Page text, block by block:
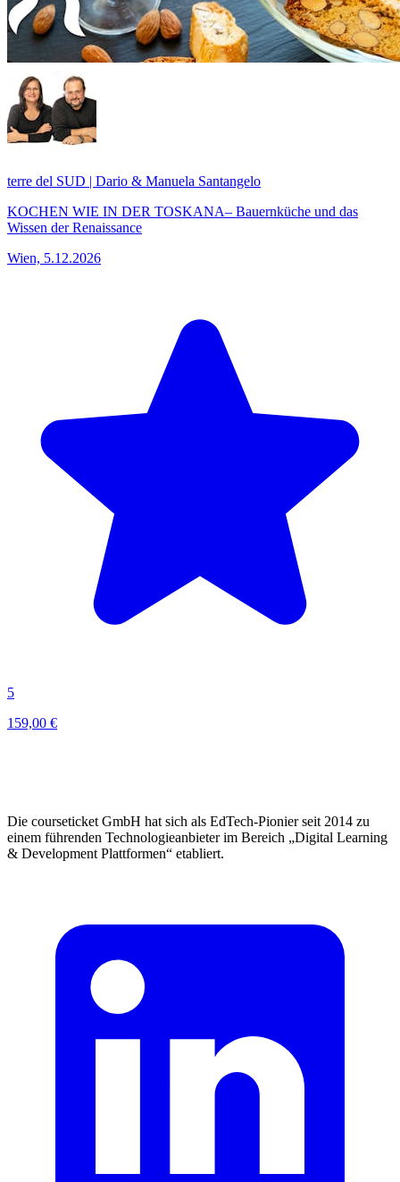
terre del SUD | Dario & Manuela Santangelo
KOCHEN WIE IN DER TOSKANA– Bauernküche und das
Wissen der Renaissance
Wien, 5.12.2026
5
159,00 €
Die courseticket GmbH hat sich als EdTech-Pionier seit 2014 zu
einem führenden Technologieanbieter im Bereich „Digital Learning
& Development Plattformen“ etabliert.